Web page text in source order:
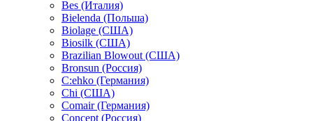
Bes (Италия)
Bielenda (Польша)
Biolage (США)
Biosilk (США)
Brazilian Blowout (США)
Bronsun (Россия)
C:ehko (Германия)
Chi (США)
Comair (Германия)
Concept (Россия)